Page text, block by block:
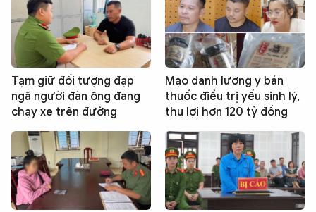
Tạm giữ đối tượng đạp
ngã người đàn ông đang
chạy xe trên đường
Mạo danh lương y bán
thuốc điều trị yếu sinh lý,
thu lợi hơn 120 tỷ đồng